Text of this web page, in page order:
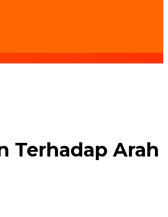
Terhadap Arah